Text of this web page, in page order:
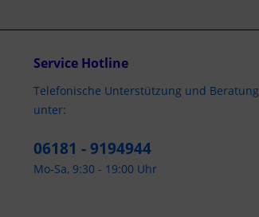
Service Hotline
Telefonische Unterstützung und Beratung
unter:
06181 - 9194944
Mo-Sa, 9:30 - 19:00 Uhr